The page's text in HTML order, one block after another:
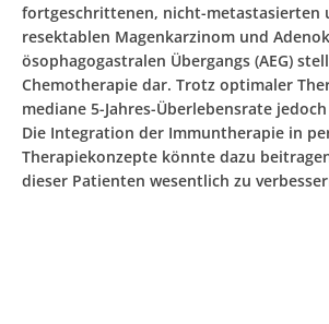
fortgeschrittenen, nicht-metastasierten
resektablen Magenkarzinom und
ösophagogastralen Übergangs (AEG)
Chemotherapie dar. Trotz optimaler
mediane 5-Jahres-Überlebensrate
Die Integration der Immuntherapie in
Therapiekonzepte könnte dazu
dieser Patienten wesentlich zu